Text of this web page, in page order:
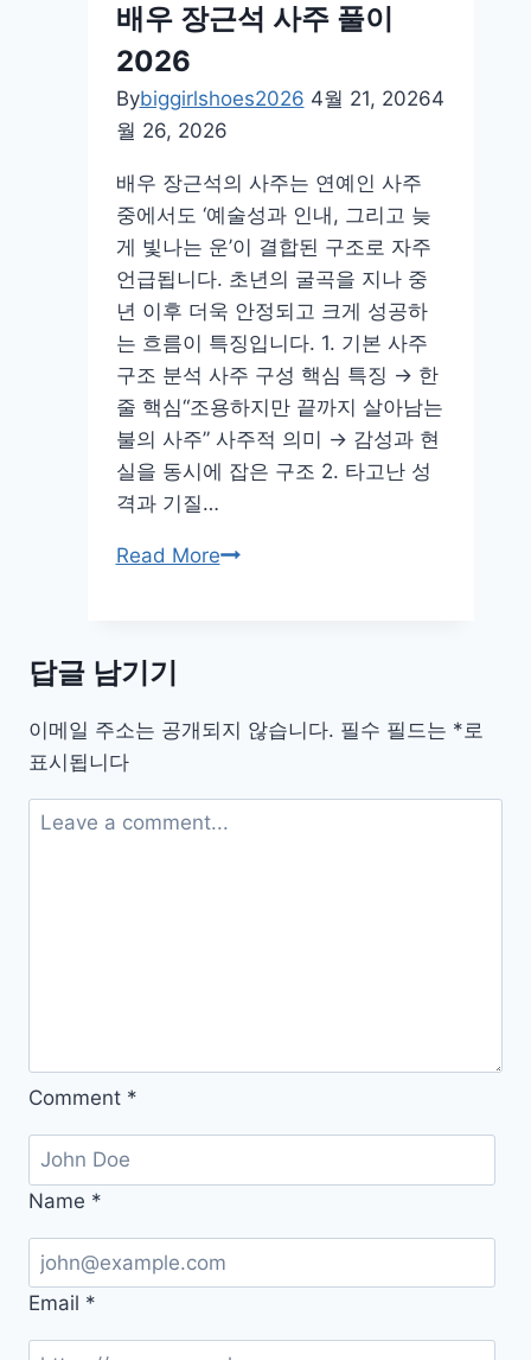
풀
2026
배우 장근석 사주 풀이
2026
Bybiggirlshoes2026 4월 21, 20264
월 26, 2026
배우 장근석의 사주는 연예인 사주
중에서도 ‘예술성과 인내, 그리고 늦
게 빛나는 운’이 결합된 구조로 자주
언급됩니다. 초년의 굴곡을 지나 중
년 이후 더욱 안정되고 크게 성공하
는 흐름이 특징입니다. 1. 기본 사주
구조 분석 사주 구성 핵심 특징 → 한
줄 핵심“조용하지만 끝까지 살아남는
불의 사주” 사주적 의미 → 감성과 현
실을 동시에 잡은 구조 2. 타고난 성
격과 기질…
Read More배
주
답글 남기기
이메일 주소는 공개되지 않습니다. 필수 필드는 * 로
표시됩니다
Comment *
Name *
Email *